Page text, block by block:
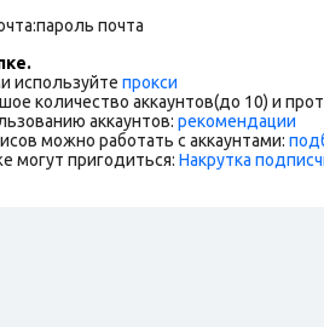
почта
используйте прокси
количество аккаунтов(до 10) и
аккаунтов: рекомендации
можно работать с аккаунтами:
могут пригодиться: Накрутка